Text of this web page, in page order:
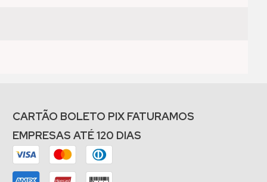
CARTÃO BOLETO PIX FATURAMOS
EMPRESAS ATÉ 120 DIAS